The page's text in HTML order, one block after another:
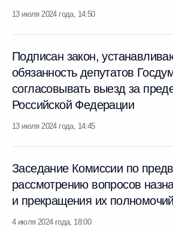
13 июля 2024 года, 14:50
Подписан закон,
обязанность депутатов
согласовывать выезд за
Российской Федерации
13 июля 2024 года, 14:45
Заседание Комиссии по
рассмотрению вопросов
и прекращения их полномочий
4 июля 2024 года, 18:00